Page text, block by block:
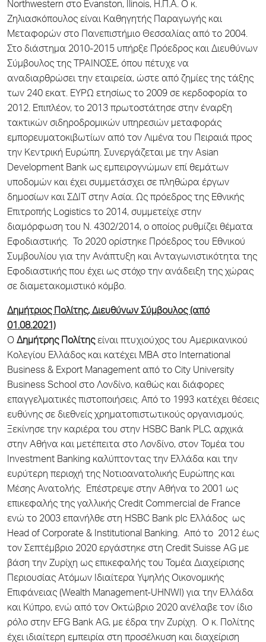
Northwestern στο Evanston, Ilinois, Η.Π.Α. Ο κ.
Ζηλιασκόπουλος είναι Καθηγητής Παραγωγής και
Μεταφορών στο Πανεπιστήμιο Θεσσαλίας από το 2004.
Στο διάστημα 2010-2015 υπήρξε Πρόεδρος και Διευθύνων
Σύμβουλος της ΤΡΑΙΝΟΣΕ, όπου πέτυχε να
αναδιαρθρώσει την εταιρεία, ώστε από ζημίες της τάξης
των 240 εκατ. ΕΥΡΩ ετησίως τo 2009 σε κερδοφορία το
2012. Επιπλέον, το 2013 πρωτοστάτησε στην έναρξη
τακτικών σιδηροδρομικών υπηρεσιών μεταφοράς
εμπορευματοκιβωτίων από τον Λιμένα του Πειραιά προς
την Κεντρική Ευρώπη. Συνεργάζεται με την Asian
Development Bank ως εμπειρογνώμων επί θεμάτων
υποδομών και έχει συμμετάσχει σε πληθώρα έργων
δημοσίων και ΣΔΙΤ στην Ασία. Ως πρόεδρος της Εθνικής
Επιτροπής Logistics το 2014, συμμετείχε στην
διαμόρφωση του Ν. 4302/2014, ο οποίος ρυθμίζει θέματα
Εφοδιαστικής. Το 2020 ορίστηκε Πρόεδρος του Εθνικού
Συμβουλίου για την Ανάπτυξη και Ανταγωνιστικότητα της
Εφοδιαστικής που έχει ως στόχο την ανάδειξη της χώρας
σε διαμετακομιστικό κόμβο.
Δημήτριος Πολίτης, Διευθύνων Σύμβουλος (από
01.08.2021)
Ο Δημήτρης Πολίτηςείναι πτυχιούχος του Αμερικανικού
Κολεγίου Ελλάδος και κατέχει MBA στο International
Business & Export Management από το City University
Business School στο Λονδίνο, καθώς και διάφορες
επαγγελματικές πιστοποιήσεις. Από το 1993 κατέχει θέσεις
ευθύνης σε διεθνείς χρηματοπιστωτικούς οργανισμούς.
Ξεκίνησε την καριέρα του στην HSBC Bank PLC, αρχικά
στην Αθήνα και μετέπειτα στο Λονδίνο, στον Τομέα του
Investment Banking καλύπτοντας την Ελλάδα και την
ευρύτερη περιοχή της Νοτιοανατολικής Ευρώπης και
Μέσης Ανατολής. Επέστρεψε στην Αθήνα το 2001 ως
επικεφαλής της γαλλικής Credit Commercial de France
ενώ το 2003 επανήλθε στη HSBC Bank plc Ελλάδος ως
Head of Corporate & Institutional Banking. Από το 2012 έως
τον Σεπτέμβριο 2020 εργάστηκε στη Credit Suisse AG με
βάση την Ζυρίχη ως επικεφαλής του Τομέα Διαχείρισης
Περιουσίας Ατόμων Ιδιαίτερα Υψηλής Οικονομικής
Επιφάνειας (Wealth Management-UHNWI) για την Ελλάδα
και Κύπρο, ενώ από τον Οκτώβριο 2020 ανέλαβε τον ίδιο
ρόλο στην EFG Bank AG, με έδρα την Ζυρίχη. Ο κ. Πολίτης
έχει ιδιαίτερη εμπειρία στη προσέλκυση και διαχείριση